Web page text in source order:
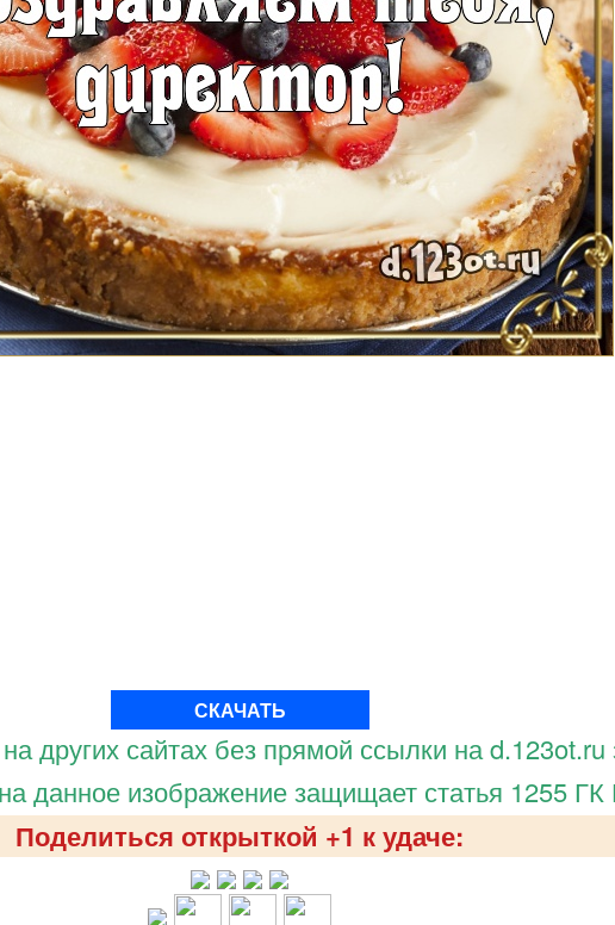
СКАЧАТЬ
других сайтах без прямой ссылки на
данное изображение защищает статья 1255
Поделиться открыткой +1 к удаче: